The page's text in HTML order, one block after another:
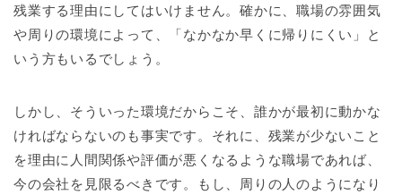
残業する理由にしてはいけません。確かに、職場の雰囲気
や周りの環境によって、「なかなか早くに帰りにくい」と
いう方もいるでしょう。
しかし、そういった環境だからこそ、誰かが最初に動かな
ければならないのも事実です。それに、残業が少ないこと
を理由に人間関係や評価が悪くなるような職場であれば、
今の会社を見限るべきです。もし、周りの人のようになり